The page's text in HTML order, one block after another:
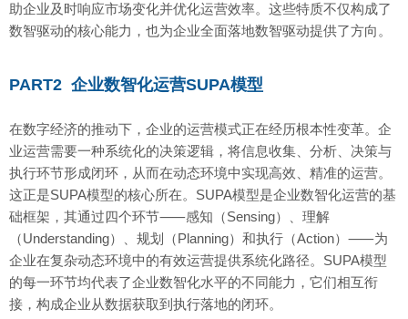
助企业及时响应市场变化并优化运营效率。这些特质不仅构成了
数智驱动的核心能力，也为企业全面落地数智驱动提供了方向。
PART2 企业数智化运营SUPA模型
在数字经济的推动下，企业的运营模式正在经历根本性变革。企
业运营需要一种系统化的决策逻辑，将信息收集、分析、决策与
执行环节形成闭环，从而在动态环境中实现高效、精准的运营。
这正是SUPA模型的核心所在。SUPA模型是企业数智化运营的基
础框架，其通过四个环节⸺感知（Sensing）、理解
（Understanding）、规划（Planning）和执行（Action）⸺为
企业在复杂动态环境中的有效运营提供系统化路径。SUPA模型
的每一环节均代表了企业数智化水平的不同能力，它们相互衔
接，构成企业从数据获取到执行落地的闭环。